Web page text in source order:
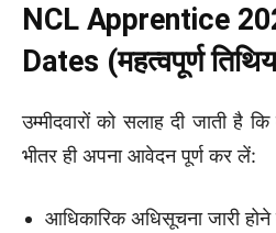
NCL Apprentice
Dates (महत्वपूर्ण
उम्मीदवारों को सलाह दी जाती है
भीतर ही अपना आवेदन पूर्ण कर लें:
आधिकारिक अधिसूचना जारी